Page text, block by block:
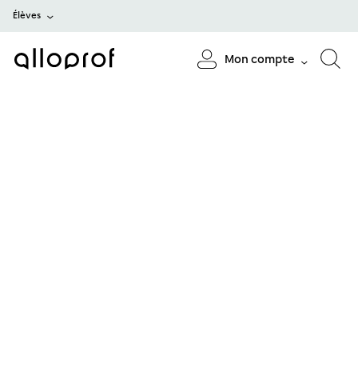
Élèves
Mon compte